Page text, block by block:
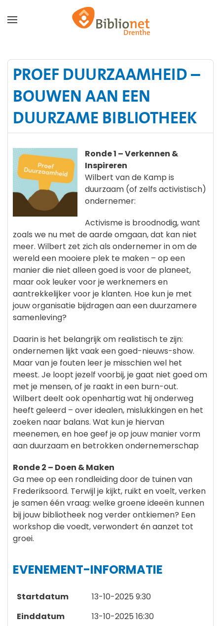
PROEF DUURZAAMHEID –
BOUWEN AAN EEN
DUURZAME BIBLIOTHEEK
Ronde 1 – Verkennen &
Inspireren
Wilbert van de Kamp is
duurzaam (of zelfs activistisch)
ondernemer:
Activisme is broodnodig, want
zoals we nu met de aarde omgaan, dat kan niet
meer. Wilbert zet zich als ondernemer in om de
wereld een mooiere plek te maken – op een
manier die niet alleen goed is voor de planeet,
maar ook leuker voor je werknemers en
aantrekkelijker voor je klanten. Hoe kun je met
jouw organisatie bijdragen aan een duurzamere
samenleving?
Daarin is het belangrijk om realistisch te zijn:
ondernemen lijkt vaak een goed-nieuws-show.
Maar van je fouten leer je misschien wel het
meest. Je loopt jezelf voorbij, je gaat niet goed om
met je mensen, of je raakt in een burn-out.
Wilbert deelt ook openhartig wat hij onderweg
heeft geleerd – over idealen, mislukkingen en het
zoeken naar balans. Wat kun je hiervan
meenemen, en hoe geef je op jouw manier vorm
aan duurzaam en betrokken ondernemerschap
Ronde 2 – Doen & Maken
Ga mee op een rondleiding door de tuinen van
Frederiksoord. Terwijl je kijkt, ruikt en voelt, verken
je samen één vraag: welke groene ideeën kunnen
bij jouw bibliotheek nog verder ontkiemen? Een
workshop die voedt, verwondert én aanzet tot
groei.
EVENEMENT-INFORMATIE
Startdatum
13-10-2025 9:30
Einddatum
13-10-2025 16:30